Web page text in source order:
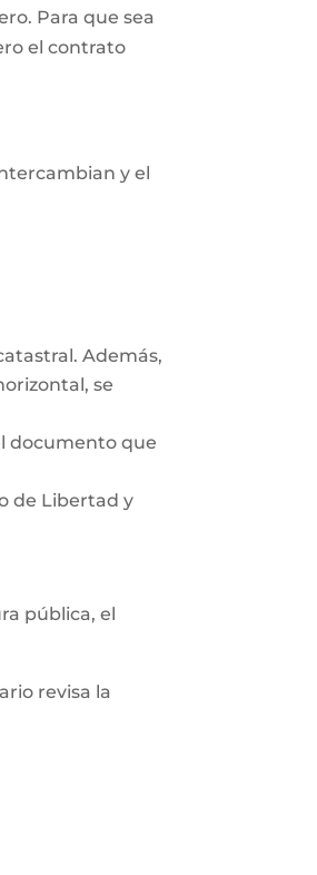
Para que sea
el contrato
y el
Además,
se
documento que
de Libertad y
pública, el
revisa la